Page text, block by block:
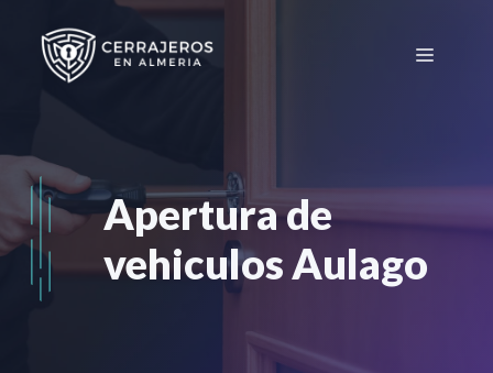
contenido
Menú
Apertura de
vehiculos Aulago